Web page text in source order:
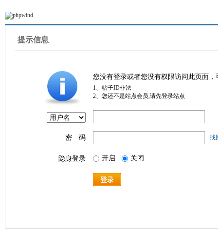
提示信息
您没有登录或者您没有权限访问此页面
1、帖子ID非法
2、您还不是站点会员,请先登录站点
密 码 找
隐身登录 开启 关闭
登录